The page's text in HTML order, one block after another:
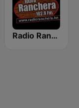
Radio Ranchera Olanchito